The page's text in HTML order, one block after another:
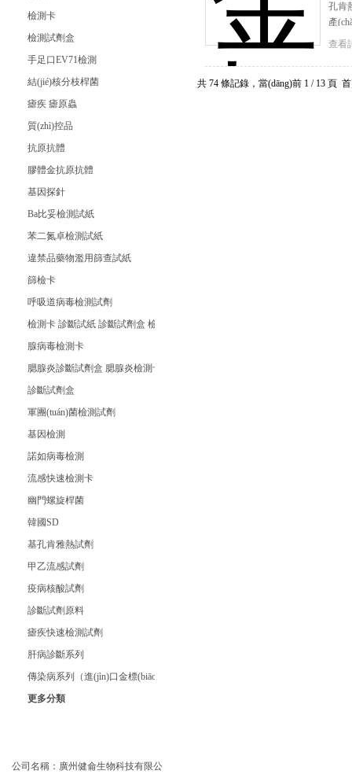
檢測卡
檢測試劑盒
手足口EV71檢測
結(jié)核分枝桿菌
瘧疾 瘧原蟲
質(zhì)控品
抗原抗體
膠體金抗原抗體
基因探針
Ba比妥檢測試紙
苯二氮卓檢測試紙
違禁品藥物濫用篩查試紙
篩檢卡
呼吸道病毒檢測試劑
檢測卡 診斷試紙 診斷試劑盒 檢測試紙 檢測試劑條
腺病毒檢測卡
腮腺炎診斷試劑盒 腮腺炎檢測卡 腮腺炎檢測試紙
診斷試劑盒
軍團(tuán)菌檢測試劑
基因檢測
諾如病毒檢測
流感快速檢測卡
幽門螺旋桿菌
韓國SD
基孔肯雅熱試劑
甲乙流感試劑
疫病核酸試劑
診斷試劑原料
瘧疾快速檢測試劑
肝病診斷系列
傳染病系列（進(jìn)口金標(biāo)卡）
更多分類
公司名稱：廣州健侖生物科技有限公
孔肯
產
查看
共 74 條記錄，當(dāng)前 1 / 13 頁